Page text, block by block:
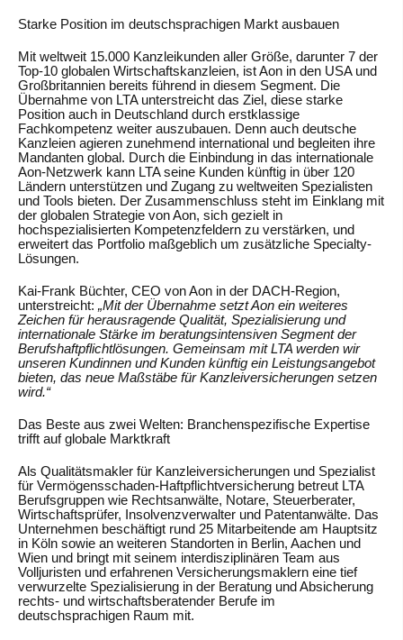
Starke Position im deutschsprachigen Markt ausbauen
Mit weltweit 15.000 Kanzleikunden aller Größe, darunter 7 der
Top-10 globalen Wirtschaftskanzleien, ist Aon in den USA und
Großbritannien bereits führend in diesem Segment. Die
Übernahme von LTA unterstreicht das Ziel, diese starke
Position auch in Deutschland durch erstklassige
Fachkompetenz weiter auszubauen. Denn auch deutsche
Kanzleien agieren zunehmend international und begleiten ihre
Mandanten global. Durch die Einbindung in das internationale
Aon-Netzwerk kann LTA seine Kunden künftig in über 120
Ländern unterstützen und Zugang zu weltweiten Spezialisten
und Tools bieten. Der Zusammenschluss steht im Einklang mit
der globalen Strategie von Aon, sich gezielt in
hochspezialisierten Kompetenzfeldern zu verstärken, und
erweitert das Portfolio maßgeblich um zusätzliche Specialty-
Lösungen.
Kai-Frank Büchter, CEO von Aon in der DACH-Region,
unterstreicht: „Mit der Übernahme setzt Aon ein weiteres
Zeichen für herausragende Qualität, Spezialisierung und
internationale Stärke im beratungsintensiven Segment der
Berufshaftpflichtlösungen. Gemeinsam mit LTA werden wir
unseren Kundinnen und Kunden künftig ein Leistungsangebot
bieten, das neue Maßstäbe für Kanzleiversicherungen setzen
wird.“
Das Beste aus zwei Welten: Branchenspezifische Expertise
trifft auf globale Marktkraft
Als Qualitätsmakler für Kanzleiversicherungen und Spezialist
für Vermögensschaden-Haftpflichtversicherung betreut LTA
Berufsgruppen wie Rechtsanwälte, Notare, Steuerberater,
Wirtschaftsprüfer, Insolvenzverwalter und Patentanwälte. Das
Unternehmen beschäftigt rund 25 Mitarbeitende am Hauptsitz
in Köln sowie an weiteren Standorten in Berlin, Aachen und
Wien und bringt mit seinem interdisziplinären Team aus
Volljuristen und erfahrenen Versicherungsmaklern eine tief
verwurzelte Spezialisierung in der Beratung und Absicherung
rechts- und wirtschaftsberatender Berufe im
deutschsprachigen Raum mit.